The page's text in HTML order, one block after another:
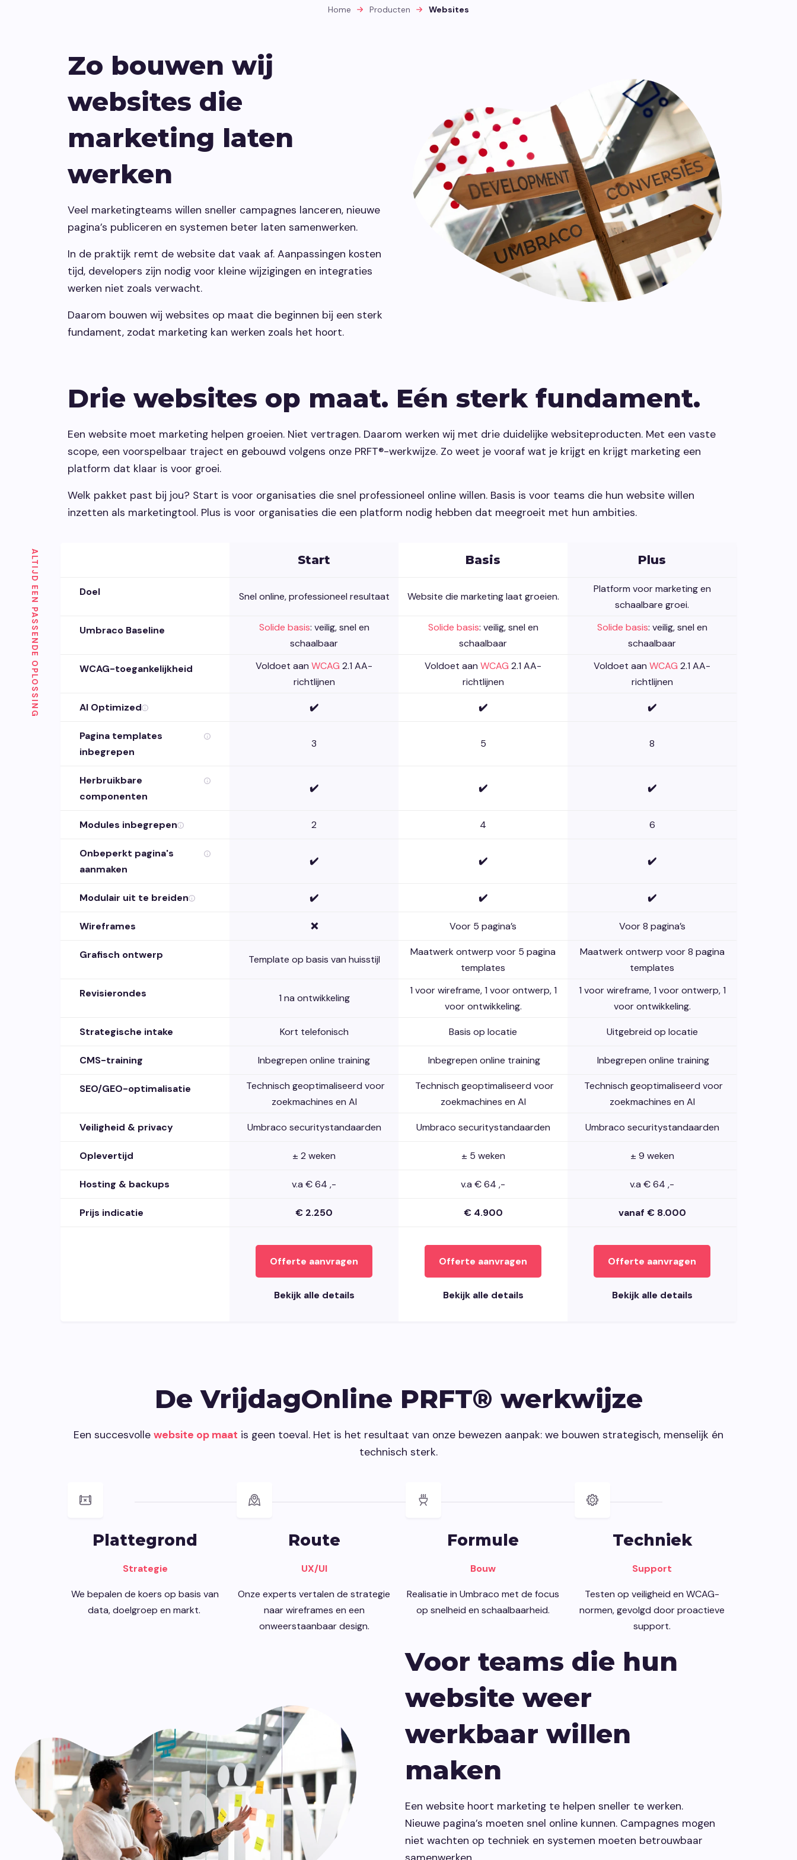
website. Perfect voor Sales!.
Home Producten Websites
Zo bouwen wij
websites die
marketing laten
werken
Veel marketingteams willen sneller campagnes lanceren, nieuwe
pagina’s publiceren en systemen beter laten samenwerken.
In de praktijk remt de website dat vaak af. Aanpassingen kosten
tijd, developers zijn nodig voor kleine wijzigingen en integraties
werken niet zoals verwacht.
Daarom bouwen wij websites op maat die beginnen bij een sterk
fundament, zodat marketing kan werken zoals het hoort.
Drie websites op maat. Eén sterk fundament.
Een website moet marketing helpen groeien. Niet vertragen. Daarom werken wij met drie duidelijke websiteproducten. Met een vaste
scope, een voorspelbaar traject en gebouwd volgens onze PRFT®-werkwijze. Zo weet je vooraf wat je krijgt en krijgt marketing een
platform dat klaar is voor groei.
Welk pakket past bij jou? Start is voor organisaties die snel professioneel online willen. Basis is voor teams die hun website willen
inzetten als marketingtool. Plus is voor organisaties die een platform nodig hebben dat meegroeit met hun ambities.
ALTIJD EEN PASSENDE OPLOSSING Start Basis Plus
Doel Snel online, professioneel resultaat Website die marketing laat groeien.
Platform voor marketing en
schaalbare groei.
Umbraco Baseline Solide basis: veilig, snel en
schaalbaar
Solide basis: veilig, snel en
schaalbaar
Solide basis: veilig, snel en
schaalbaar
WCAG-toegankelijkheid Voldoet aan WCAG 2.1 AA-
richtlijnen
Voldoet aan WCAG 2.1 AA-
richtlijnen
Voldoet aan WCAG 2.1 AA-
richtlijnen
AI Optimized ✔️ ✔️ ✔️
Pagina templates
inbegrepen
3 5 8
Herbruikbare
componenten
✔️ ✔️ ✔️
Modules inbegrepen 2 4 6
Onbeperkt pagina's
aanmaken
✔️ ✔️ ✔️
Modulair uit te breiden ✔️ ✔️ ✔️
Wireframes ❌ Voor 5 pagina’s Voor 8 pagina’s
Grafisch ontwerp Template op basis van huisstijl
Maatwerk ontwerp voor 5 pagina
templates
Maatwerk ontwerp voor 8 pagina
templates
Revisierondes 1 na ontwikkeling
1 voor wireframe, 1 voor ontwerp, 1
voor ontwikkeling.
1 voor wireframe, 1 voor ontwerp, 1
voor ontwikkeling.
Strategische intake Kort telefonisch Basis op locatie Uitgebreid op locatie
CMS-training Inbegrepen online training Inbegrepen online training Inbegrepen online training
SEO/GEO-optimalisatie
Technisch geoptimaliseerd voor
zoekmachines en AI
Technisch geoptimaliseerd voor
zoekmachines en AI
Technisch geoptimaliseerd voor
zoekmachines en AI
Veiligheid & privacy Umbraco securitystandaarden Umbraco securitystandaarden Umbraco securitystandaarden
Oplevertijd ± 2 weken ± 5 weken ± 9 weken
Hosting & backups v.a € 64 ,- v.a € 64 ,- v.a € 64 ,-
Prijs indicatie € 2.250 € 4.900 vanaf € 8.000
Offerte aanvragen
Bekijk alle details
Offerte aanvragen
Bekijk alle details
Offerte aanvragen
Bekijk alle details
De VrijdagOnline PRFT® werkwijze
Een succesvolle website op maat is geen toeval. Het is het resultaat van onze bewezen aanpak: we bouwen strategisch, menselijk én
technisch sterk.
Plattegrond
Strategie
We bepalen de koers op basis van
data, doelgroep en markt.
Route
UX/UI
Onze experts vertalen de strategie
naar wireframes en een
onweerstaanbaar design.
Formule
Bouw
Realisatie in Umbraco met de focus
op snelheid en schaalbaarheid.
Techniek
Support
Testen op veiligheid en WCAG-
normen, gevolgd door proactieve
support.
Voor teams die hun
website weer
werkbaar willen
maken
Een website hoort marketing te helpen sneller te werken.
Nieuwe pagina’s moeten snel online kunnen. Campagnes mogen
niet wachten op techniek en systemen moeten betrouwbaar
samenwerken.